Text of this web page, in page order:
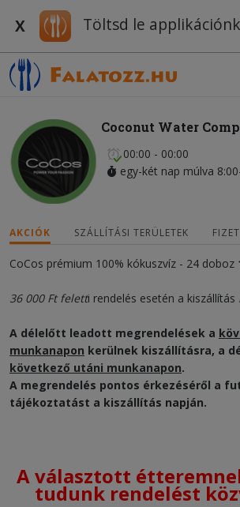
X Töltsd le
Coconut Water
00:00 - 00:00
egy-két nap múlva
AKCIÓK SZÁLLÍTÁSI TERÜLETEK
CoCos prémium 100% kókuszvíz - 24 doboz
36 000 Ft feletti rendelés esetén a kiszállítás
A délelőtt leadott megrendelések a
munkanapon kerülnek kiszállításra, a
következő utáni munkanapon.
A megrendelés pontos érkezéséről a
tájékoztatást a kiszállítás napján.
A választott
tudunk rendelést